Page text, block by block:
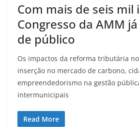
Com mais de seis mil
Congresso da AMM
de público
Os impactos da reforma tributária
inserção no mercado de carbono,
empreendedorismo na gestão
intermunicipais
Read More